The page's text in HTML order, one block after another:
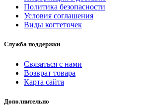
Политика безопасности
Условия соглашения
Виды когтеточек
Служба поддержки
Связаться с нами
Возврат товара
Карта сайта
Дополнительно